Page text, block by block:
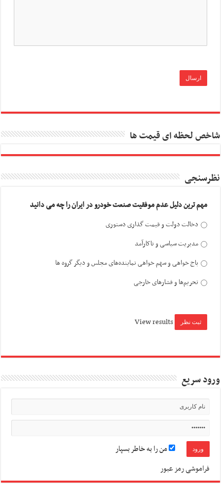
شاخص لحظه ای قیمت ها
نظرسنجی
مهم ترین دلیل عدم موفقیت صنعت خودرو در ایران را چه می دانید
دخالت دولت و قیمت گذاری دستوری
مدیریت سیاسی و ناکارآمد
باج خواهی و سهم خواهی نماینده‌های مجلس و دیگر گروه ها
تحریم‌ها و فشارهای خارجی
View results
ورود سریع
من را به خاطر بسپار
فراموشی رمز عبور